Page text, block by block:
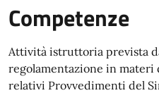
Competenze
Attività istruttoria prevista
regolamentazione in
relativi Provvedimenti del